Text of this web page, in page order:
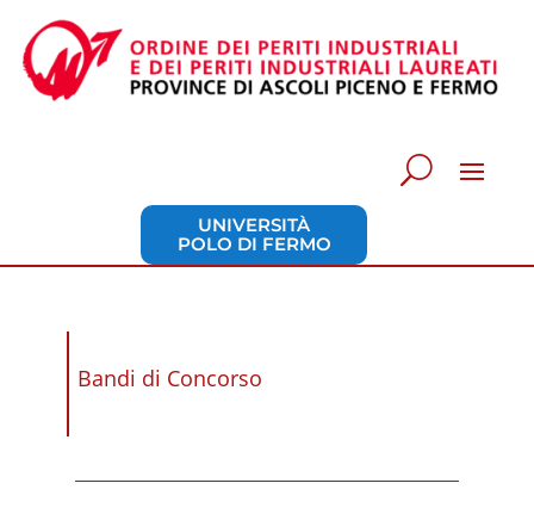
UNIVERSITÀ
POLO DI FERMO
Bandi di Concorso